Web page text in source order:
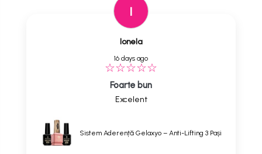
I
Ionela
16 days ago
Foarte bun
Excelent
Sistem Aderență Gelaxyo – Anti-Lifting 3 Pași